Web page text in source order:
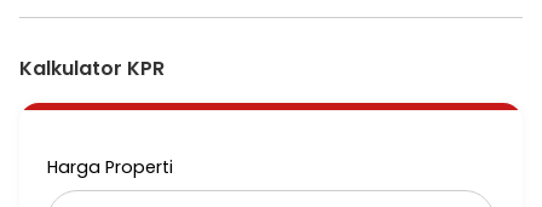
Listrik : 6600 watt
Kondisi standar
Sertifikat : PPJB
More Info :
Kalkulator KPR
Harga Properti